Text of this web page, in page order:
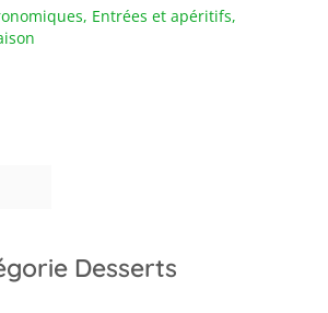
, Entrées et apéritifs,
Desserts